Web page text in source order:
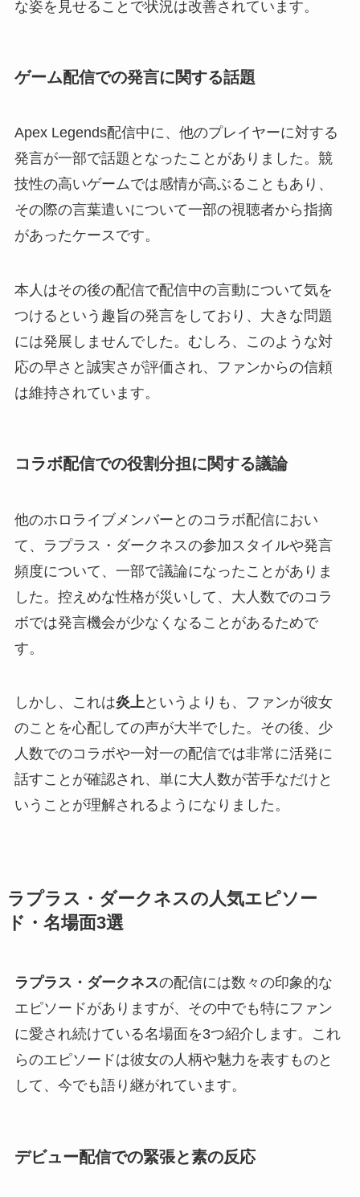
な姿を見せることで状況は改善されています。
ゲーム配信での発言に関する話題
Apex Legends配信中に、他のプレイヤーに対する
発言が一部で話題となったことがありました。競
技性の高いゲームでは感情が高ぶることもあり、
その際の言葉遣いについて一部の視聴者から指摘
があったケースです。
本人はその後の配信で配信中の言動について気を
つけるという趣旨の発言をしており、大きな問題
には発展しませんでした。むしろ、このような対
応の早さと誠実さが評価され、ファンからの信頼
は維持されています。
コラボ配信での役割分担に関する議論
他のホロライブメンバーとのコラボ配信におい
て、ラプラス・ダークネスの参加スタイルや発言
頻度について、一部で議論になったことがありま
した。控えめな性格が災いして、大人数でのコラ
ボでは発言機会が少なくなることがあるためで
す。
しかし、これは炎上というよりも、ファンが彼女
のことを心配しての声が大半でした。その後、少
人数でのコラボや一対一の配信では非常に活発に
話すことが確認され、単に大人数が苦手なだけと
いうことが理解されるようになりました。
ラプラス・ダークネスの人気エピソー
ド・名場面3選
ラプラス・ダークネスの配信には数々の印象的な
エピソードがありますが、その中でも特にファン
に愛され続けている名場面を3つ紹介します。これ
らのエピソードは彼女の人柄や魅力を表すものと
して、今でも語り継がれています。
デビュー配信での緊張と素の反応